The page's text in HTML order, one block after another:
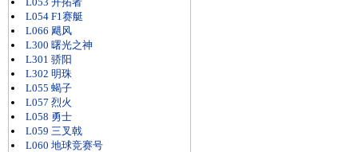
L054 F1赛艇
L066 飓风
L300 曙光之神
L301 骄阳
L302 明珠
L055 蝎子
L057 烈火
L058 勇士
L059 三叉戟
L060 地球竞赛号